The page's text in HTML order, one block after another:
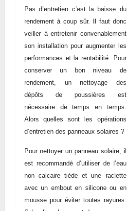
Pas d’entretien c’est la baisse du
rendement à coup sûr. Il faut donc
veiller à entretenir convenablement
son installation pour augmenter les
performances et la rentabilité. Pour
conserver un bon niveau de
rendement, un nettoyage des
dépôts de poussières est
nécessaire de temps en temps.
Alors quelles sont les opérations
d’entretien des panneaux solaires ?
Pour nettoyer un panneau solaire, il
est recommandé d’utiliser de l’eau
non calcaire tiède et une raclette
avec un embout en silicone ou en
mousse pour éviter toutes rayures.